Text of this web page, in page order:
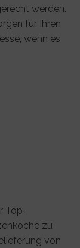
werden.
für Ihren
wenn es
Top-
zu
von